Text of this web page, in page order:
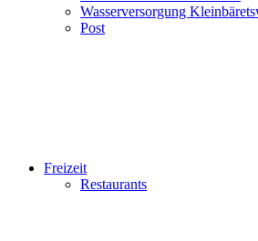
Wasserversorgung
Post
Freizeit
Restaurants